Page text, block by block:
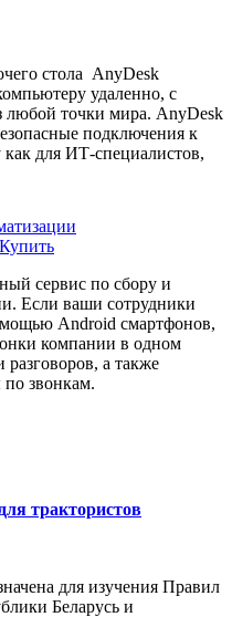
стола AnyDesk
удаленно, с
любой точки мира. AnyDesk
подключения к
для ИТ-специалистов,
Купить
сервис по сбору и
Если ваши сотрудники
Android смартфонов,
компании в одном
разговоров, а также
по звонкам.
трактористов
для изучения Правил
Беларусь и